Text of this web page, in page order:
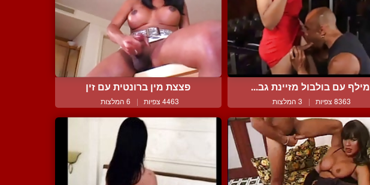
מילף עם בולבול מזיינת גב...
8363 צפיות | 3 המלצות
פצצת מין ברונטית עם זין
4463 צפיות | 6 המלצות